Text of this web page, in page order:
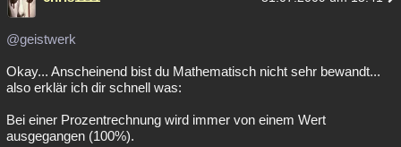
@geistwerk
Okay... Anscheinend bist du Mathematisch nicht sehr bewandt...
also erklär ich dir schnell was:
Bei einer Prozentrechnung wird immer von einem Wert
ausgegangen (100%).